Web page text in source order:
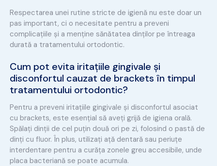
Respectarea unei rutine stricte de igienă nu este doar un
pas important, ci o necesitate pentru a preveni
complicațiile și a menține sănătatea dinților pe întreaga
durată a tratamentului ortodontic.
Cum pot evita iritațiile gingivale și
disconfortul cauzat de brackets în timpul
tratamentului ortodontic?
Pentru a preveni iritațiile gingivale și disconfortul asociat
cu brackets, este esențial să aveți grijă de igiena orală.
Spălați dinții de cel puțin două ori pe zi, folosind o pastă de
dinți cu fluor. În plus, utilizați ață dentară sau periuțe
interdentare pentru a curăța zonele greu accesibile, unde
placa bacteriană se poate acumula.